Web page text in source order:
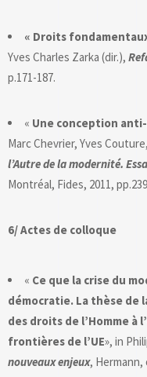
« Droits
Yves Charles Zarka (dir.),
p.171-187.
« Une conception
Marc Chevrier, Yves
l’Autre de la modernité.
Montréal, Fides, 2011,
6/ Actes de colloque
« Ce que la crise du
démocratie. La thèse de
des droits de l’Homme à
frontières de l’UE», in
nouveaux enjeux, Hermann,